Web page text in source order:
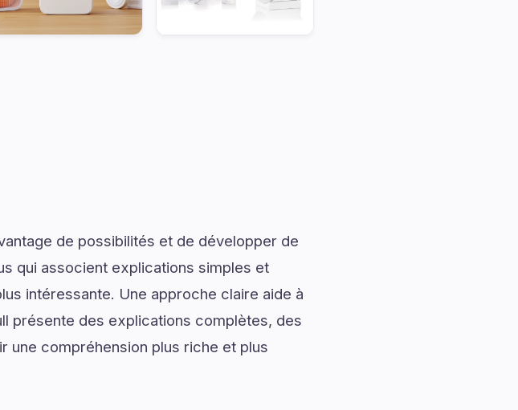
de possibilités et de développer de
qui associent explications simples et
intéressante. Une approche claire aide à
présente des explications complètes, des
une compréhension plus riche et plus